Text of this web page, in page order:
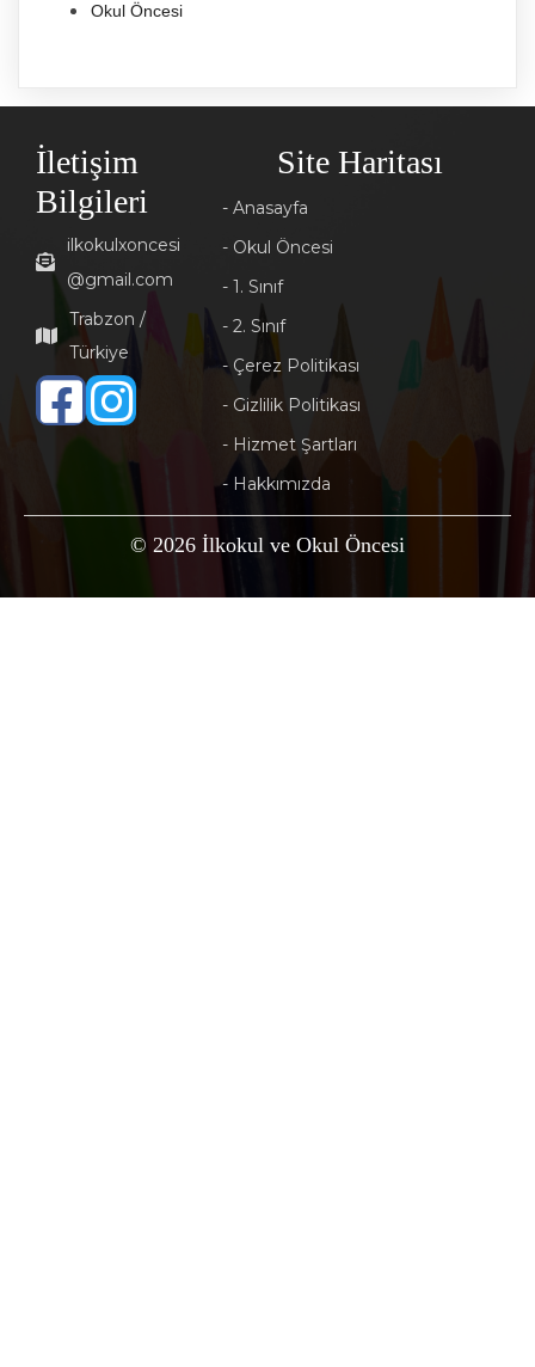
Okul Öncesi
İletişim
Bilgileri
ilkokulxoncesi
@gmail.com
Trabzon /
Türkiye
Site Haritası
- Anasayfa
- Okul Öncesi
- 1. Sınıf
- 2. Sınıf
- Çerez Politikası
- Gizlilik Politikası
- Hizmet Şartları
- Hakkımızda
© 2026 İlkokul ve Okul Öncesi